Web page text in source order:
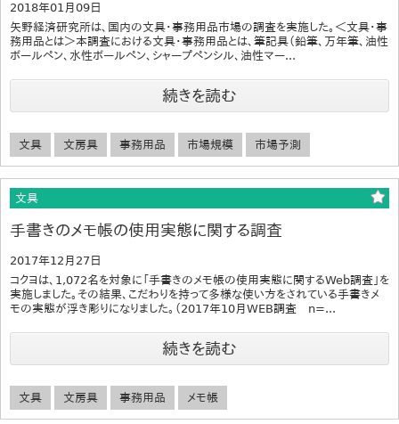
2018年01月09日
矢野経済研究所は、国内の文具・事務用品市場の調査を実施した。＜文具・事
務用品とは＞本調査における文具・事務用品とは、筆記具（鉛筆、万年筆、油性
ボールペン、水性ボールペン、シャープペンシル、油性マー...
続きを読む
文具 文房具 事務用品 市場規模 市場予測
文具
手書きのメモ帳の使用実態に関する調査
2017年12月27日
コクヨは、1,072名を対象に「手書きのメモ帳の使用実態に関するWeb調査」を
実施しました。その結果、こだわりを持って多様な使い方をされている手書きメ
モの実態が浮き彫りになりました。（2017年10月WEB調査 n=...
続きを読む
文具 文房具 事務用品 メモ帳